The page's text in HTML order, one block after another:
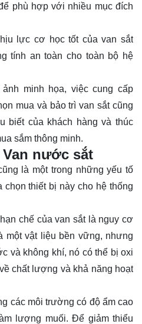
phù hợp với nhiều mục đích
lực cơ học tốt của van sắt
tính an toàn cho toàn bộ hệ
minh họa, việc cung cấp
mua và bảo trì van sắt cũng
biết của khách hàng và thúc
sắm thông minh.
nước sắt
là một trong những yếu tố
thiết bị này cho hệ thống
chế của van sắt là nguy cơ
một vật liệu bền vững, nhưng
và không khí, nó có thể bị oxi
chất lượng và khả năng hoạt
các môi trường có độ ẩm cao
lượng muối. Để giảm thiểu